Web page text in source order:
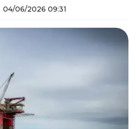
04/06/2026 09:31